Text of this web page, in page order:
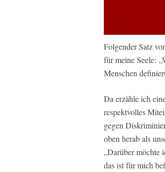
Folgender Satz
für meine Seele:
Menschen
Da erzähle ich
respektvolles
gegen
oben herab als
„Darüber möchte
das ist für mich